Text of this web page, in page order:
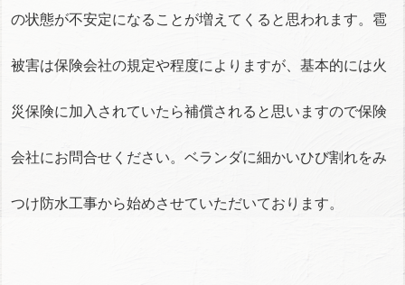
の状態が不安定になることが増えてくると思われます。雹
被害は保険会社の規定や程度によりますが、基本的には火
災保険に加入されていたら補償されると思いますので保険
会社にお問合せください。ベランダに細かいひび割れをみ
つけ防水工事から始めさせていただいております。